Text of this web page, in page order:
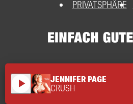
PRIVATSPHÄRE
play_arrow JENNIFER PAGE
CRUSH